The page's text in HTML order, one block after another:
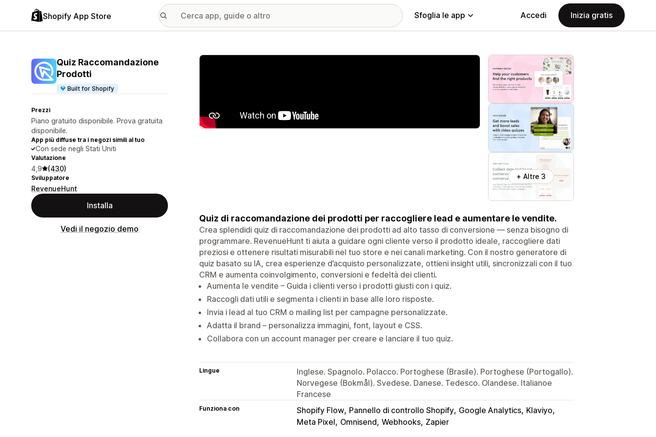
Shopify App Store Sfoglia le app Accedi Inizia gratis
Quiz Raccomandazione
Prodotti
Built for Shopify
Prezzi
Piano gratuito disponibile. Prova gratuita
disponibile.
App più diffuse tra i negozi simili al tuo
Con sede negli Stati Uniti
Valutazione
4,9 (430)
Sviluppatore
RevenueHunt
Installa
Vedi il negozio demo
Galleria immagini in evidenza
+ Altre 3
Quiz di raccomandazione dei prodotti per raccogliere lead e aumentare le vendite.
Crea splendidi quiz di raccomandazione dei prodotti ad alto tasso di conversione — senza bisogno di
programmare. RevenueHunt ti aiuta a guidare ogni cliente verso il prodotto ideale, raccogliere dati
preziosi e ottenere risultati misurabili nel tuo store e nei canali marketing. Con il nostro generatore di
quiz basato su IA, crea esperienze d’acquisto personalizzate, ottieni insight utili, sincronizzali con il tuo
CRM e aumenta coinvolgimento, conversioni e fedeltà dei clienti.
Aumenta le vendite – Guida i clienti verso i prodotti giusti con i quiz.
Raccogli dati utili e segmenta i clienti in base alle loro risposte.
Invia i lead al tuo CRM o mailing list per campagne personalizzate.
Adatta il brand – personalizza immagini, font, layout e CSS.
Collabora con un account manager per creare e lanciare il tuo quiz.
Lingue
Inglese. Spagnolo. Polacco. Portoghese (Brasile). Portoghese (Portogallo).
Norvegese (Bokmål). Svedese. Danese. Tedesco. Olandese. Italianoe
Francese
Funziona con Shopify Flow Pannello di controllo Shopify Google Analytics Klaviyo
Meta Pixel Omnisend Webhooks Zapier